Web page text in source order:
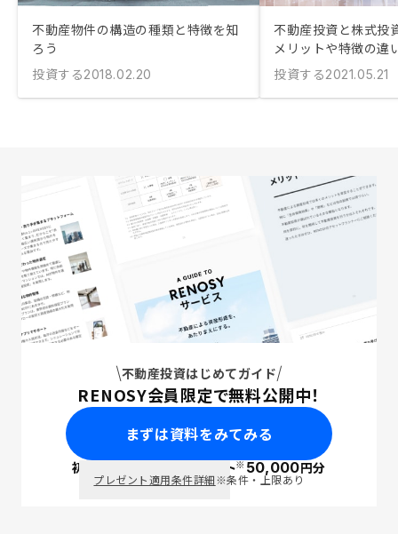
不動産物件の構造の種類と特徴を知
ろう
投資する2018.02.20
不動産投資と株式投
メリットや特徴の違
投資する2021.05.21
不動産投資はじめてガイド
RENOSY会員限定で無料公開中！
まずは資料をみてみる
初回面談で ポイント※50,000円分
プレゼント適用条件詳細※条件・上限あり